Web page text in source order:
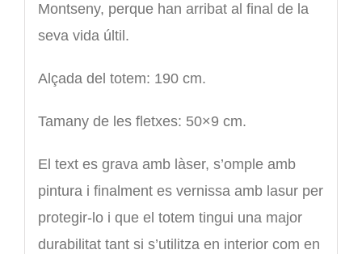
Montseny, perque han arribat al final de la
seva vida últil.
Alçada del totem: 190 cm.
Tamany de les fletxes: 50×9 cm.
El text es grava amb làser, s’omple amb
pintura i finalment es vernissa amb lasur per
protegir-lo i que el totem tingui una major
durabilitat tant si s’utilitza en interior com en